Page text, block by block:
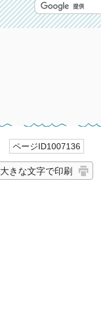
ページID1007136
大きな文字で印刷